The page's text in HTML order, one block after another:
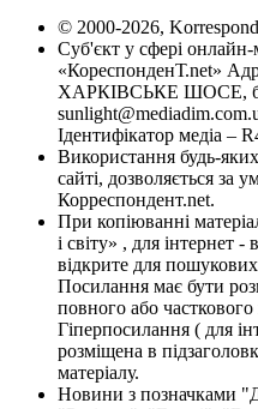
© 2000-2026,
Суб'єкт у сфері
«КореспонденТ.net»
ХАРКІВСЬКЕ ШОСЕ,
Ідентифікатор медіа –
Використання будь-
сайті, дозволяється за
Корреспондент.net.
При копіюванні
і світу» , для інтернет
відкрите для
Посилання має бути
повного або часткового
Гіперпосилання ( для
розміщена в
матеріалу.
Новини з позначками